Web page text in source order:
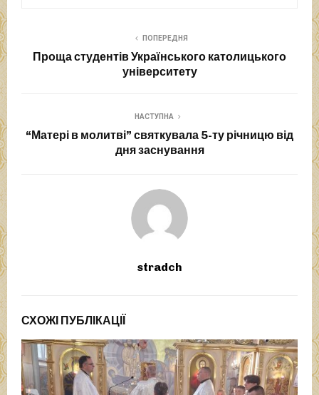
ПОПЕРЕДНЯ
Проща студентів Українського католицького
університету
НАСТУПНА
“Матері в молитві” святкувала 5-ту річницю від
дня заснування
stradch
СХОЖІ ПУБЛІКАЦІЇ